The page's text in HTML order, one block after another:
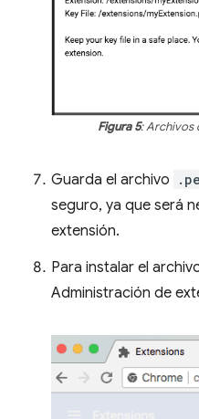
Figura 5: Archivos
Guarda el archivo
seguro, ya que será
extensión.
Para instalar el
Administración de